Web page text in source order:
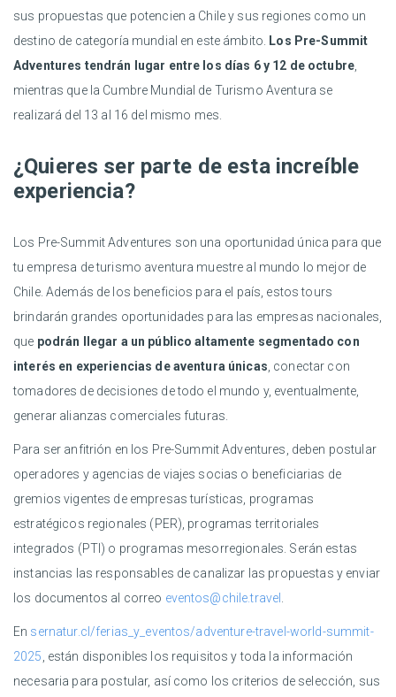
sus propuestas que potencien a Chile y sus regiones como un
destino de categoría mundial en este ámbito.
Los Pre-Summit
Adventures tendrán lugar entre los días 6 y 12 de octubre,
mientras que la Cumbre Mundial de Turismo Aventura se
realizará del 13 al 16 del mismo mes.
¿Quieres ser parte de esta increíble
experiencia?
Los Pre-Summit Adventures son una oportunidad única para que
tu empresa de turismo aventura muestre al mundo lo mejor de
Chile. Además de los beneficios para el país, estos tours
brindarán grandes oportunidades para las empresas nacionales,
que podrán llegar a un público altamente segmentado con
interés en experiencias de aventura únicas , conectar con
tomadores de decisiones de todo el mundo y, eventualmente,
generar alianzas comerciales futuras.
Para ser anfitrión en los Pre-Summit Adventures, deben postular
operadores y agencias de viajes socias o beneficiarias de
gremios vigentes de empresas turísticas, programas
estratégicos regionales (PER), programas territoriales
integrados (PTI) o programas mesorregionales. Serán estas
instancias las responsables de canalizar las propuestas y enviar
los documentos al correo eventos@chile.travel
En sernatur.cl/ferias_y_eventos/adventure-travel-world-summit-
2025 , están disponibles los requisitos y toda la información
necesaria para postular, así como los criterios de selección, sus